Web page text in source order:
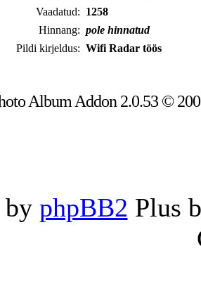
Vaadatud: 1258
Hinnang: pole hinnatud
Pildi kirjeldus: Wifi Radar töös
Album Addon 2.0.53 ©
by phpBB2 Plus